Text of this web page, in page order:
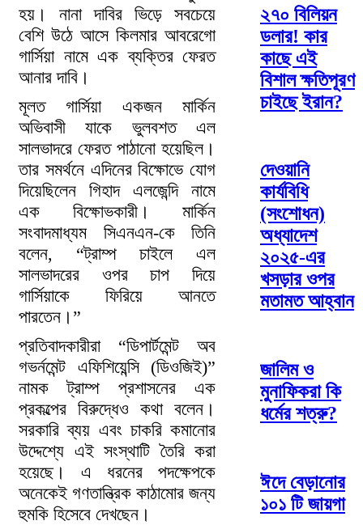
হয়। নানা দাবির ভিড়ে সবচেয়ে
বেশি উঠে আসে কিলমার আবরেগো
গার্সিয়া নামে এক ব্যক্তির ফেরত
আনার দাবি।
মূলত গার্সিয়া একজন মার্কিন
অভিবাসী যাকে ভুলবশত এল
সালভাদরে ফেরত পাঠানো হয়েছিল।
তার সমর্থনে এদিনের বিক্ষোভে যোগ
দিয়েছিলেন গিহাদ এলজেন্দি নামে
এক বিক্ষোভকারী। মার্কিন
সংবাদমাধ্যম সিএনএন-কে তিনি
বলেন, “ট্রাম্প চাইলে এল
সালভাদরের ওপর চাপ দিয়ে
গার্সিয়াকে ফিরিয়ে আনতে
পারতেন।”
প্রতিবাদকারীরা “ডিপার্টমেন্ট অব
গভর্নমেন্ট এফিশিয়েন্সি (ডিওজিই)”
নামক ট্রাম্প প্রশাসনের এক
প্রকল্পের বিরুদ্ধেও কথা বলেন।
সরকারি ব্যয় এবং চাকরি কমানোর
উদ্দেশ্যে এই সংস্থাটি তৈরি করা
হয়েছে। এ ধরনের পদক্ষেপকে
অনেকেই গণতান্ত্রিক কাঠামোর জন্য
হুমকি হিসেবে দেখছেন।
২৭০ বিলিয়ন
ডলার! কার
কাছে এই
বিশাল ক্ষতিপূরণ
চাইছে ইরান?
দেওয়ানি
কার্যবিধি
(সংশোধন)
অধ্যাদেশ
২০২৫-এর
খসড়ার ওপর
মতামত আহ্বান
জালিম ও
মুনাফিকরা কি
ধর্মের শত্রু?
ঈদে বেড়ানোর
১০১ টি জায়গা